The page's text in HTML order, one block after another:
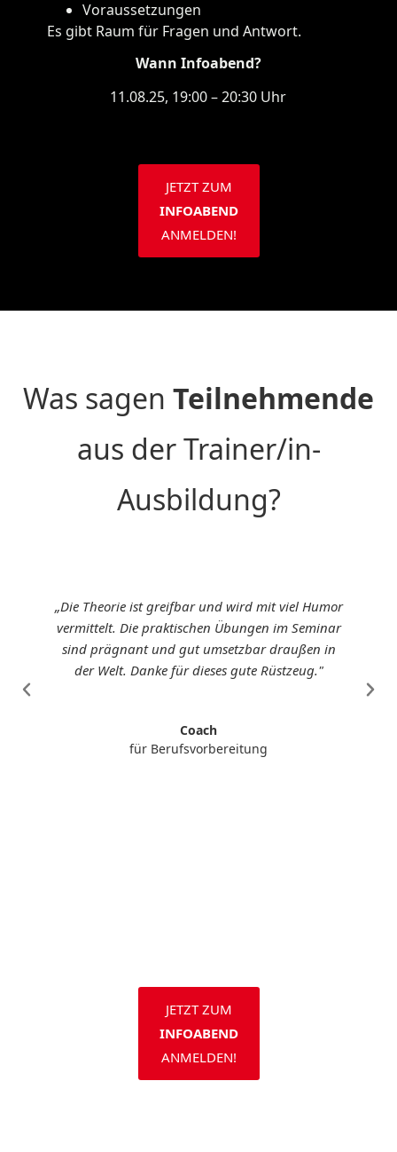
Voraussetzungen
Es gibt Raum für Fragen und Antwort.
Wann Infoabend?
11.08.25, 19:00 – 20:30 Uhr
JETZT ZUM
INFOABEND
ANMELDEN!
Was sagen Teilnehmende
aus der Trainer/in-
Ausbildung?
„Die Theorie ist greifbar und wird mit viel Humor
vermittelt. Die praktischen Übungen im Seminar
sind prägnant und gut umsetzbar draußen in
der Welt. Danke für dieses gute Rüstzeug."
Coach
für Berufsvorbereitung
JETZT ZUM
INFOABEND
ANMELDEN!